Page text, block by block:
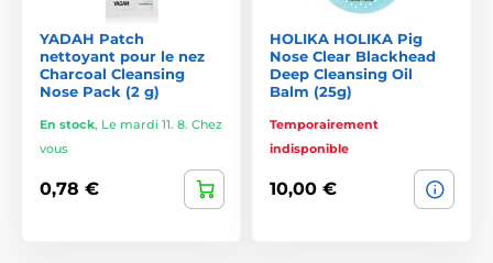
Produisent une légère chaleur qui ouvre les pores et facilite
l’élimination des impuretés incrustées.
4. Systèmes en trois étapes
ouvrir les pores,
YADAH Patch
nettoyant pour le nez
Charcoal Cleansing
Nose Pack (2 g)
En stock, Le mardi 11. 8. Chez
vous
0,78 €
HOLIKA HOLIKA Pig
Nose Clear Blackhead
Deep Cleansing Oil
Balm (25g)
Temporairement
indisponible
10,00 €